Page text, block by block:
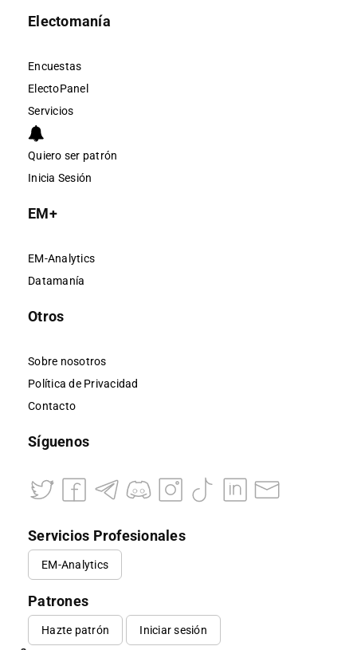
Electomanía
Encuestas
ElectoPanel
Servicios
Quiero ser patrón
Inicia Sesión
EM+
EM-Analytics
Datamanía
Otros
Sobre nosotros
Política de Privacidad
Contacto
Síguenos
Servicios Profesionales
EM-Analytics
Patrones
Hazte patrón Iniciar sesión